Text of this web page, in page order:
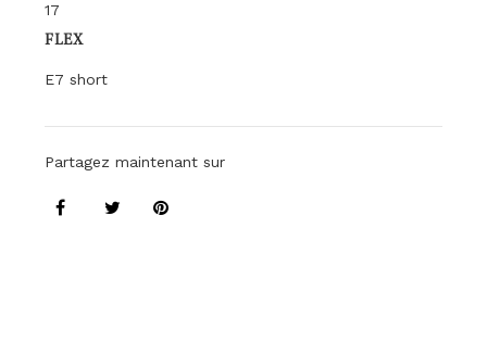
17
FLEX
E7 short
Partagez maintenant sur